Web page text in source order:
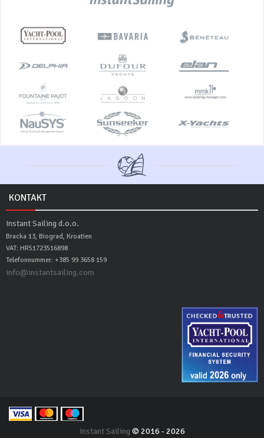
KONTAKT
Instant Sailing d.o.o.
Bracka 13, Biograd, Kroatien
VAT: HR51723516898
Telefonnummer: +385 99 3658 159
info@instantsailing.com
Instant Sailing © 2016 - 2026